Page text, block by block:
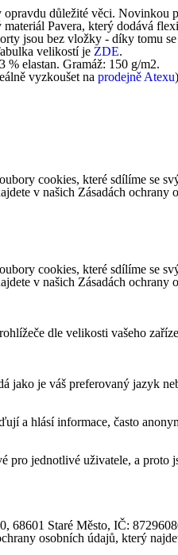
důležité věci. Novinkou
Pavera, který dodává
jsou bez vložky - díky tomu
velikostí je ZDE.
elastan. Gramáž: 150 g/m2.
vyzkoušet na prodejně Atexu)
cookies, které sdílíme se
v našich Zásadách ochrany
cookies, které sdílíme se
v našich Zásadách ochrany
dle velikosti vašeho
jako je váš preferovaný jazyk
a hlásí informace, často
pro jednotlivé uživatele, a proto
68601 Staré Město, IČ:
osobních údajů, který